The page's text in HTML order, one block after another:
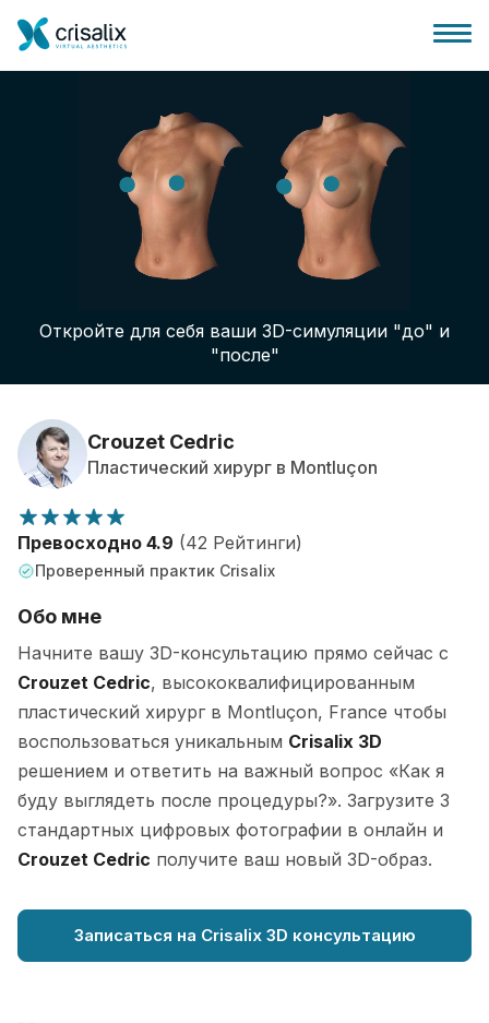
Главная хирурга
Бизнес Платформа
Планы
Откройте для себя ваши 3D-симуляции "до" и
"после"
Crouzet Cedric
Пластический хирург в Montluçon
Превосходно 4.9 (42 Рейтинги)
Проверенный практик Crisalix
Обо мне
Начните вашу 3D-консультацию прямо сейчас с
Crouzet Cedric, высококвалифицированным
пластический хирург в Montluçon, France чтобы
воспользоваться уникальным Crisalix 3D
решением и ответить на важный вопрос «Как я
буду выглядеть после процедуры?». Загрузите 3
стандартных цифровых фотографии в онлайн и
Crouzet Cedric получите ваш новый 3D-образ.
Записаться на Crisalix 3D консультацию